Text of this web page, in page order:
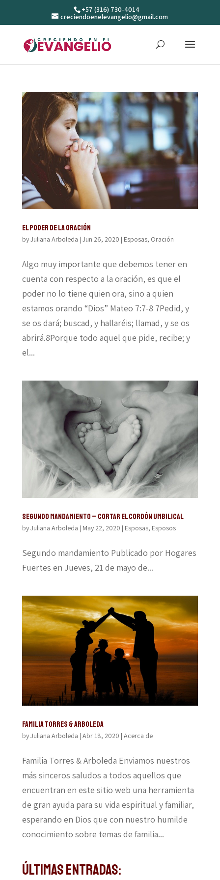
+57 (316) 730-4014
creciendoenelevangelio@gmail.com
El poder de la oración
byJuliana Arboleda | Jun 26, 2020 | Esposas, Oración
Algo muy importante que debemos tener en
cuenta con respecto a la oración, es que el
poder no lo tiene quien ora, sino a quien
estamos orando “Dios” Mateo 7:7-8 7Pedid, y
se os dará; buscad, y hallaréis; llamad, y se os
abrirá.8Porque todo aquel que pide, recibe; y
el...
Segundo mandamiento – Cortar el cordón umbilical
byJuliana Arboleda | May 22, 2020 | Esposas, Esposos
Segundo mandamiento Publicado por Hogares
Fuertes en Jueves, 21 de mayo de...
Familia Torres & Arboleda
byJuliana Arboleda | Abr 18, 2020 | Acerca de
Familia Torres & Arboleda Enviamos nuestros
más sinceros saludos a todos aquellos que
encuentran en este sitio web una herramienta
de gran ayuda para su vida espiritual y familiar,
esperando en Dios que con nuestro humilde
conocimiento sobre temas de familia...
Últimas Entradas: